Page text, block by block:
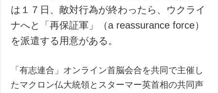
は１７日、敵対行為が終わったら、ウクライ
ナへと「再保証軍」（a reassurance force）
を派遣する用意がある。
「有志連合」オンライン首脳会合を共同で主催し
たマクロン仏大統領とスターマー英首相の共同声